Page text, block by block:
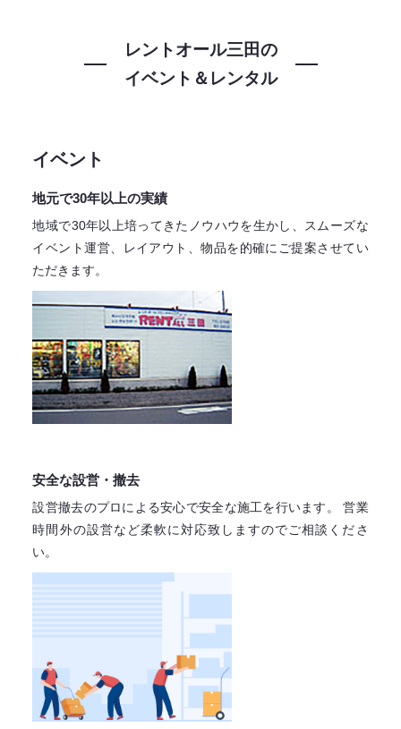
レントオール三田の
イベント＆レンタル
イベント
地元で30年以上の実績
地域で30年以上培ってきたノウハウを生かし、スムーズな
イベント運営、レイアウト、物品を的確にご提案させてい
ただきます。
安全な設営・撤去
設営撤去のプロによる安心で安全な施工を行います。
営業
時間外の設営など柔軟に対応致しますのでご相談くださ
い。